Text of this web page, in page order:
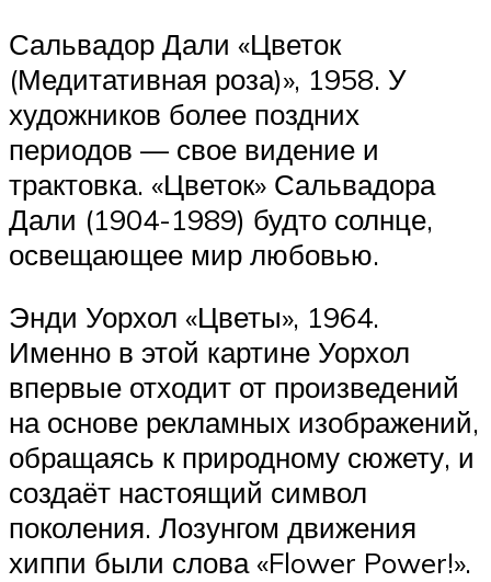
Сальвадор Дали «Цветок
(Медитативная роза)», 1958. У
художников более поздних
периодов — свое видение и
трактовка. «Цветок» Сальвадора
Дали (1904-1989) будто солнце,
освещающее мир любовью.
Энди Уорхол «Цветы», 1964.
Именно в этой картине Уорхол
впервые отходит от произведений
на основе рекламных изображений,
обращаясь к природному сюжету, и
создаёт настоящий символ
поколения. Лозунгом движения
хиппи были слова «Flower Power!».